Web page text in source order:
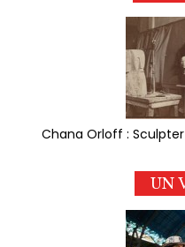
Chana Orloff :
UN